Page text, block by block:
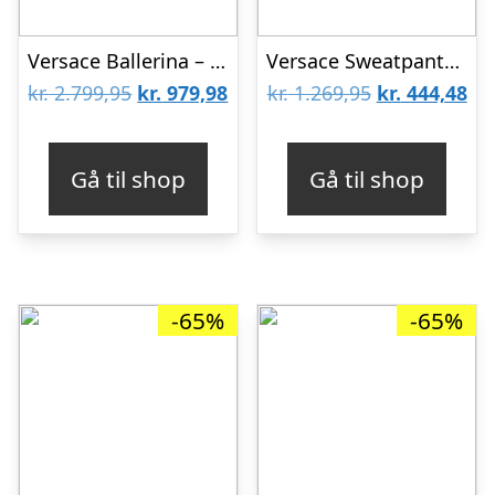
Versace Ballerina – Sort m. Hjerte
kr.2.799,95 Den
var:
kr. 2.799,95.
kr. 979,98Den
kr. 979,98.
Gå til shop
Versace Sweatpants – Blå/Hvid m. Print
kr.1.269,95 Den
var:
kr. 1.269,95.
kr. 444,48
kr.
Gå til shop
-65% -65%